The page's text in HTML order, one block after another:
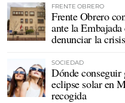
FRENTE OBRERO
Frente Obrero
ante la
denunciar la
SOCIEDAD
Dónde conseguir
eclipse solar en
recogida